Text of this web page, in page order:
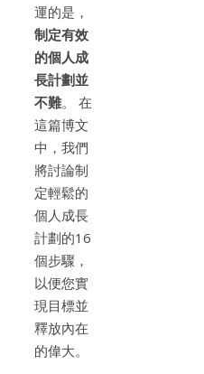
運的是，
制定有效
的個人成
長計劃並
不難。 在
這篇博文
中，我們
將討論制
定輕鬆的
個人成長
計劃的16
個步驟，
以便您實
現目標並
釋放內在
的偉大。